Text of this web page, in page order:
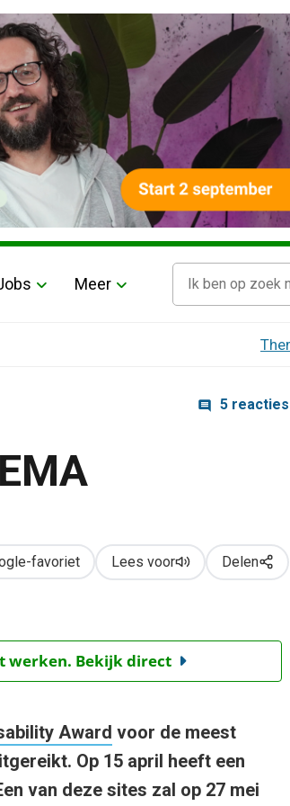
Meer
5 reacties
favoriet Lees voor Delen
werken. Bekijk direct
Award voor de meest
Op 15 april heeft een
van deze sites zal op 27 mei